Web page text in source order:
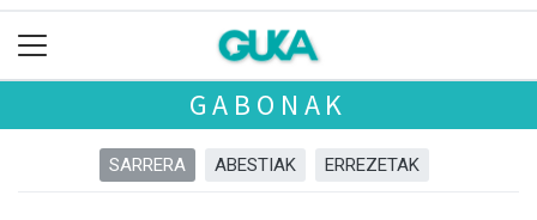
GABONAK
SARRERA ABESTIAK ERREZETAK